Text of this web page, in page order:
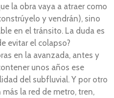
la obra vaya a atraer como
y vendrán), sino
en el tránsito. La duda es
evitar el colapso?
en la avanzada, antes y
unos años ese
del subfluvial. Y por otro
la red de metro, tren,